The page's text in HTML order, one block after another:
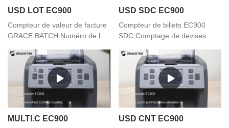
USD LOT EC900
Compteur de valeur de facture
GRACE BATCH Numéro de lot
USD SDC EC900
Compteur de billets EC900
SDC Comptage de devises
MULTI.C EC900 USD CNT EC900